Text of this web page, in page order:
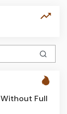
Without Full